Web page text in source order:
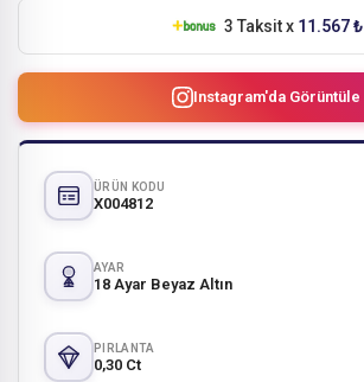
3 Taksit x 11.567 ₺
Instagram'da Görüntüle
ÜRÜN KODU
X004812
AYAR
18 Ayar Beyaz Altın
PIRLANTA
0,30 Ct